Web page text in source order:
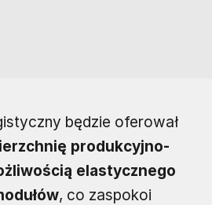
będzie oferował
produkcyjno-
elastycznego
, co zaspokoi